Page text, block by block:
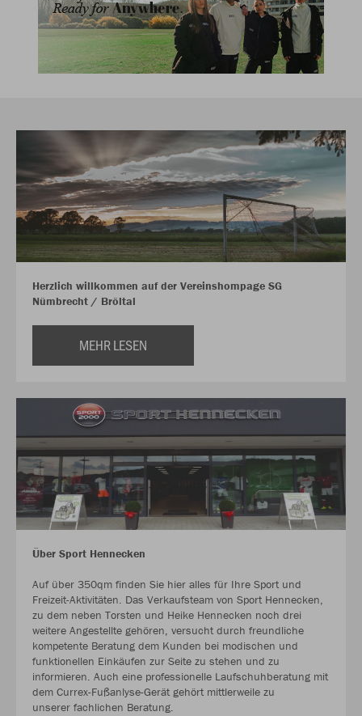
Herzlich willkommen auf der Vereinshompage SG
Nümbrecht / Bröltal
MEHR LESEN
Über Sport Hennecken
Auf über 350qm finden Sie hier alles für Ihre Sport und
Freizeit-Aktivitäten. Das Verkaufsteam von Sport Hennecken,
zu dem neben Torsten und Heike Hennecken noch drei
weitere Angestellte gehören, versucht durch freundliche
kompetente Beratung dem Kunden bei modischen und
funktionellen Einkäufen zur Seite zu stehen und zu
informieren. Auch eine professionelle Laufschuhberatung mit
dem Currex-Fußanlyse-Gerät gehört mittlerweile zu
unserer fachlichen Beratung.